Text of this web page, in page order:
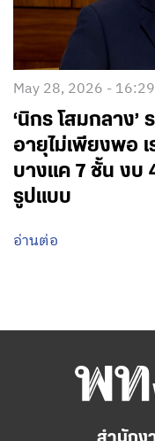
May 28, 2026 - 16:29
‘นิกร โสมกลาง
อายุไม่เพียงพอ
บางแค 7 ชั้น งบ
รูปแบบ
อ่านต่อ